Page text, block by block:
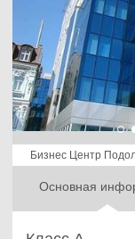
Бизнес Центр
Основная